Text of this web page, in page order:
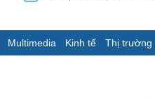
Multimedia Kinh tế Thị trường